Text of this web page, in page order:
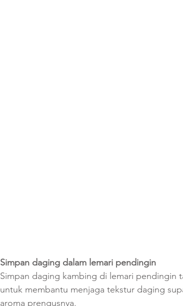
Simpan daging dalam lemari pendingin
Simpan daging kambing di lemari pendingin
untuk membantu menjaga tekstur daging
aroma prengusnya.